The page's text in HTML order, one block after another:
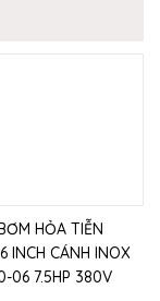
HỎA TIỄN
INCH CÁNH INOX
06 7.5HP 380V